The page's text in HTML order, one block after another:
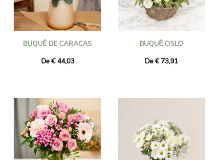
BUQUÊ DE CARACAS
De € 44,03
BUQUÊ OSLO
De € 73,91